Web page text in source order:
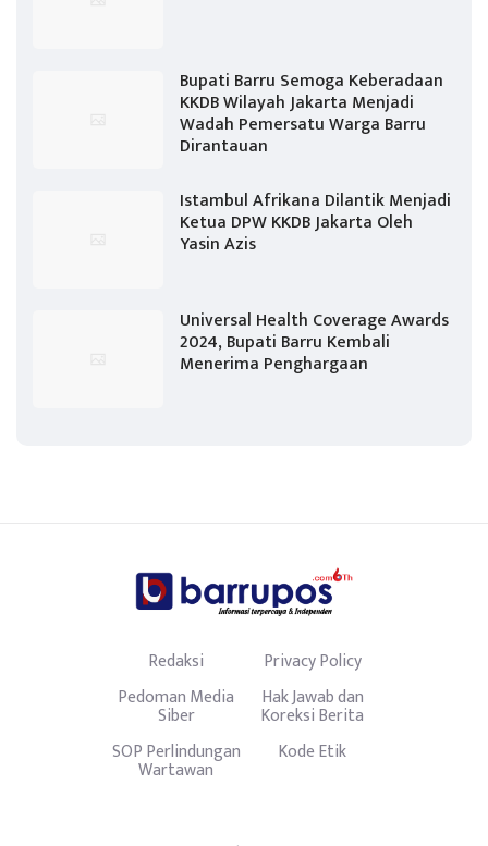
Bupati Barru Semoga Keberadaan
KKDB Wilayah Jakarta Menjadi
Wadah Pemersatu Warga Barru
Dirantauan
Istambul Afrikana Dilantik Menjadi
Ketua DPW KKDB Jakarta Oleh
Yasin Azis
Universal Health Coverage Awards
2024, Bupati Barru Kembali
Menerima Penghargaan
Redaksi
Privacy Policy
Pedoman Media
Siber
Hak Jawab dan
Koreksi Berita
SOP Perlindungan
Wartawan
Kode Etik